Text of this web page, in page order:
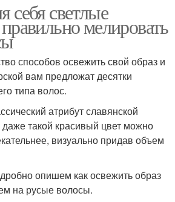
себя светлые
мелировать
способов освежить свой образ и
вам предложат десятки
типа волос.
атрибут славянской
такой красивый цвет можно
визуально придав объем
опишем как освежить образ
на русые волосы.